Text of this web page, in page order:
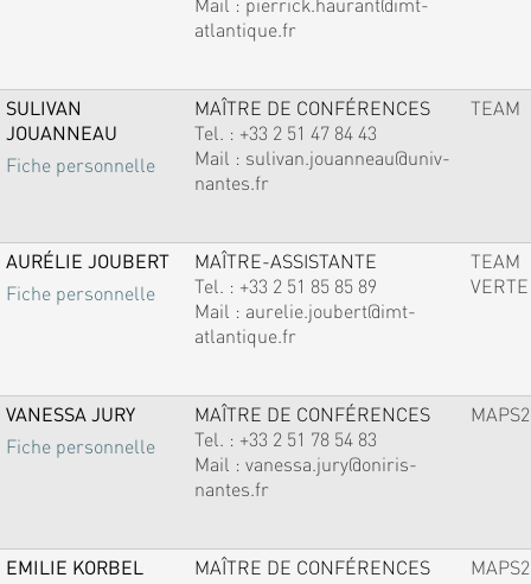
atlantique.fr
SULIVAN
JOUANNEAU
Fiche personnelle
MAÎTRE DE CONFÉRENCES
Tel. : +33 2 51 47 84 43
Mail : sulivan.jouanneau@univ-
nantes.fr
TEAM
AURÉLIE JOUBERT
Fiche personnelle
MAÎTRE-ASSISTANTE
Tel. : +33 2 51 85 85 89
Mail : aurelie.joubert@imt-
atlantique.fr
TEAM
VERTE
VANESSA JURY
Fiche personnelle
MAÎTRE DE CONFÉRENCES
Tel. : +33 2 51 78 54 83
Mail : vanessa.jury@oniris-
nantes.fr
MAPS2
EMILIE KORBEL MAÎTRE DE CONFÉRENCES MAPS2